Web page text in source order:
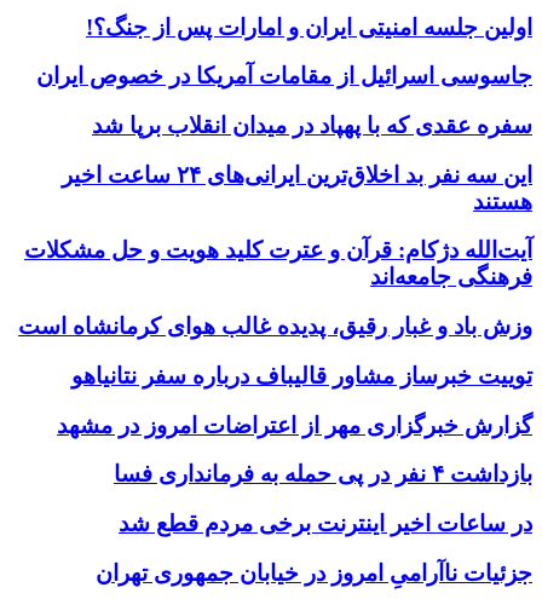
اولین جلسه امنیتی ایران و امارات پس از جنگ؟!
جاسوسی اسرائیل از مقامات آمریکا در خصوص ایران
سفره عقدی که با پهپاد در میدان انقلاب برپا شد
این سه نفر بد اخلاق‌ترین ایرانی‌های ۲۴ ساعت اخیر
هستند
آیت‌الله دژکام: قرآن و عترت کلید هویت و حل مشکلات
فرهنگی جامعه‌اند
وزش باد و غبار رقیق، پدیده غالب هوای کرمانشاه است
توییت خبرساز مشاور قالیباف درباره سفر نتانیاهو
گزارش خبرگزاری مهر از اعتراضات امروز در مشهد
بازداشت ۴ نفر در پی حمله به فرمانداری فسا
در ساعات اخیر اینترنت برخی مردم قطع شد
جزئیات ناآرامیِ امروز در خیابان جمهوری تهران